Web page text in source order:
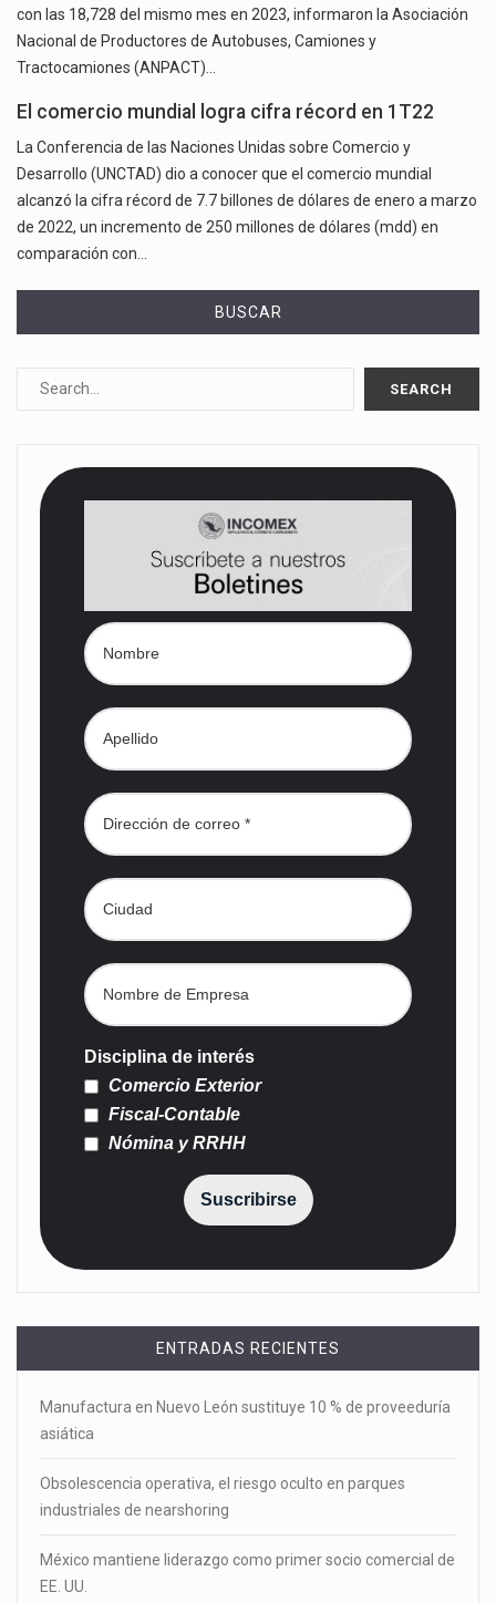
con las 18,728 del mismo mes en 2023, informaron la Asociación
Nacional de Productores de Autobuses, Camiones y
Tractocamiones (ANPACT)…
El comercio mundial logra cifra récord en 1T22
La Conferencia de las Naciones Unidas sobre Comercio y
Desarrollo (UNCTAD) dio a conocer que el comercio mundial
alcanzó la cifra récord de 7.7 billones de dólares de enero a marzo
de 2022, un incremento de 250 millones de dólares (mdd) en
comparación con…
BUSCAR
Disciplina de interés
Comercio Exterior
Fiscal-Contable
Nómina y RRHH
Suscribirse
ENTRADAS RECIENTES
Manufactura en Nuevo León sustituye 10 % de proveeduría
asiática
Obsolescencia operativa, el riesgo oculto en parques
industriales de nearshoring
México mantiene liderazgo como primer socio comercial de
EE. UU.